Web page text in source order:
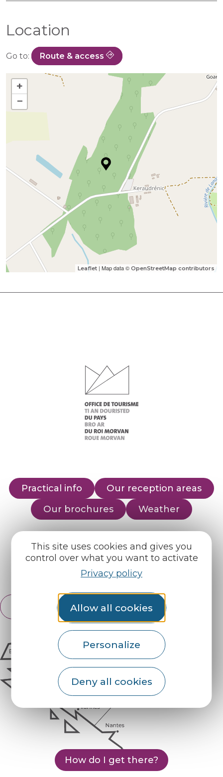
This site uses cookies and gives you
control over what you want to activate
Privacy policy
Allow all cookies
Personalize
Deny all cookies
Location
Go to: Route & access
+
−
Leaflet | Map data © OpenStreetMap contributors
Practical info
Our reception areas
Our brochures
Weather
Find us on :
Espace pro Partners
English
Français
How do I get there?